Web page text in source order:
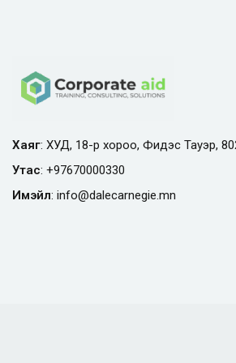
Хаяг: ХУД, 18-р хороо, Фидэс Тауэр,
Утас: +97670000330
Имэйл: info@dalecarnegie.mn